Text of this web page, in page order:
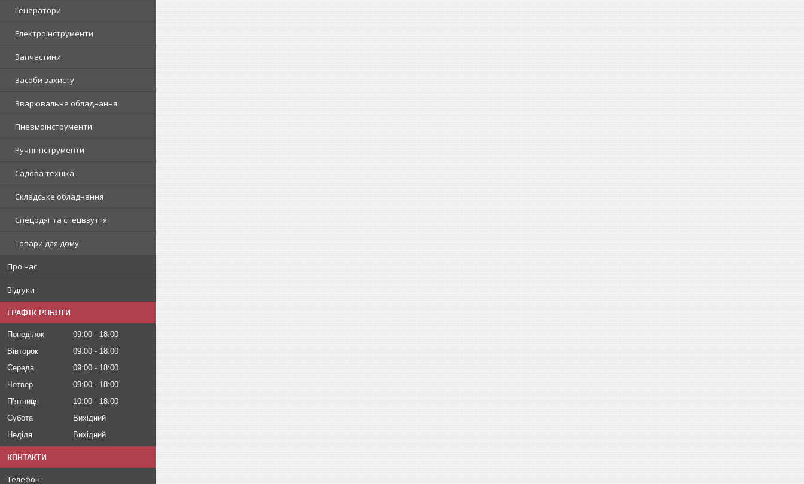
Генератори
Електроінструменти
Запчастини
Засоби захисту
Зварювальне обладнання
Пневмоінструменти
Ручні інструменти
Садова техніка
Складське обладнання
Спецодяг та спецвзуття
Товари для дому
Про нас
Відгуки
ГРАФІК РОБОТИ
Понеділок 09:00
18:00
Вівторок
09:00
18:00
Середа
09:00
18:00
Четвер
09:00
18:00
Пʼятниця
10:00
18:00
Субота
Вихідний
Неділя
Вихідний
КОНТАКТИ